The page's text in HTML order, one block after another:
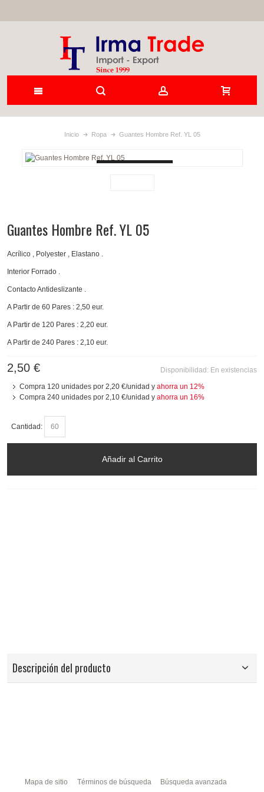
Inicio Ropa Guantes Hombre Ref. YL 05
Guantes Hombre Ref. YL 05
Acrílico , Polyester , Elastano .
Interior Forrado .
Contacto Antideslizante .
A Partir de 60 Pares : 2,50 eur.
A Partir de 120 Pares : 2,20 eur.
A Partir de 240 Pares : 2,10 eur.
Disponibilidad: En existencias
2,50 €
Compra 120 unidades por 2,20 €/unidad y ahorra un 12%
Compra 240 unidades por 2,10 €/unidad y ahorra un 16%
Cantidad:
Añadir al Carrito
Descripción del producto
Mapa de sitio Términos de búsqueda Búsqueda avanzada